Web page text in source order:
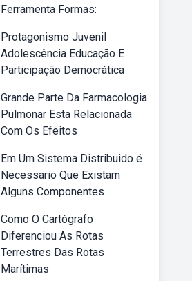
Ferramenta Formas:
Protagonismo Juvenil
Adolescência Educação E
Participação Democrática
Grande Parte Da Farmacologia
Pulmonar Esta Relacionada
Com Os Efeitos
Em Um Sistema Distribuido é
Necessario Que Existam
Alguns Componentes
Como O Cartógrafo
Diferenciou As Rotas
Terrestres Das Rotas
Marítimas